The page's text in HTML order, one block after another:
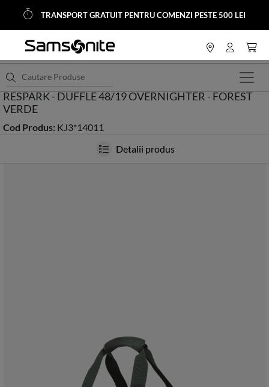
TRANSPORT GRATUIT PENTRU COMENZI PESTE 500 LEI
<HOME Hobby - Aventura
RESPARK - DUFFLE 48/19 OVERNIGHTER - FOREST
VERDE
Cod Produs: KJ3*14011
Detalii produs